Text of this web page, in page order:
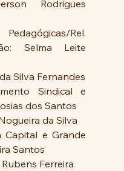
Rodrigues
Rel.
Selma Leite
Silva Fernandes
Sindical e
dos Santos
da Silva
Capital e Grande
Santos
Ferreira